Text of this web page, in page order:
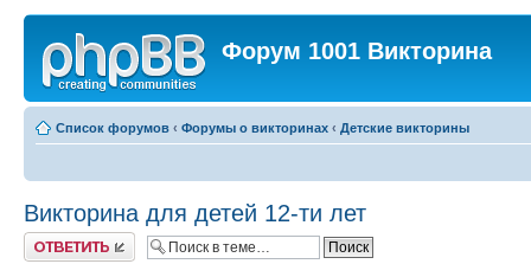
Форум 1001 Викторина
Список форумов ‹ Форумы о викторинах ‹ Детские викторины
Викторина для детей 12-ти лет
Ответить